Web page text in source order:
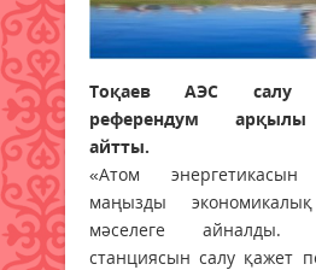
Тоқаев АЭС салу
референдум арқылы
айтты.
«Атом
маңызды
мәселеге айналды.
станциясын салу қажет